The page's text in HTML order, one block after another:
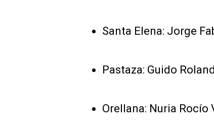
Santa Elena: Jorge
Pastaza: Guido
Orellana: Nuria Rocío